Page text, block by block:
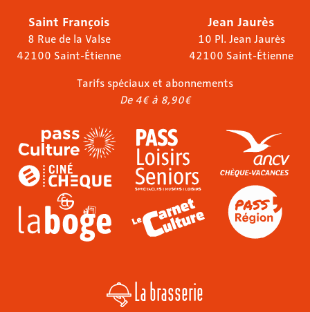
Saint François
8 Rue de la Valse
42100 Saint-Étienne
Jean Jaurès
10 Pl. Jean Jaurès
42100 Saint-Étienne
Tarifs spéciaux et abonnements
De 4€ à 8,90€
La brasserie